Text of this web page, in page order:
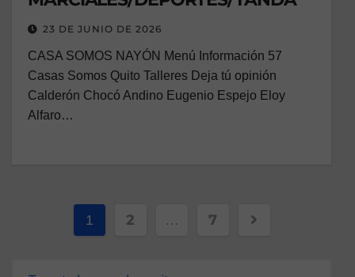
23 DE JUNIO DE 2026
CASA SOMOS NAYÓN Menú Información 57
Casas Somos Quito Talleres Deja tú opinión
Calderón Chocó Andino Eugenio Espejo Eloy
Alfaro…
1 2 … 7